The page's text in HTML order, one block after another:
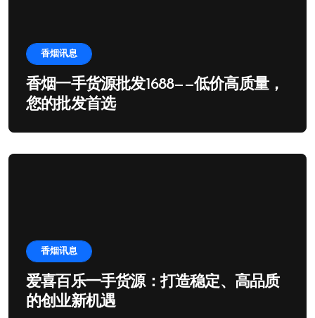
香烟讯息
香烟一手货源批发1688——低价高质量，
您的批发首选
香烟讯息
爱喜百乐一手货源：打造稳定、高品质
的创业新机遇